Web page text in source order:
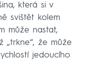
která si v
svištět kolem
může nastat,
„trkne“, že může
jedoucího